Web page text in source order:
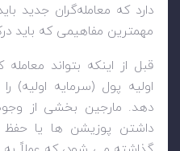
دارد که معامله‌گران جدید
مهمترین مفاهیمی که باید
قبل از اینکه بتواند
اولیه پول (سرمایه اولیه)
دهد. مارجین بخشی از
داشتن پوزیشن ها یا حفظ